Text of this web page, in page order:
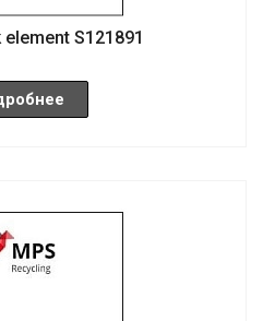
S121891